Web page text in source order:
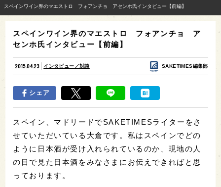
スペインワイン界のマエストロ フォアンチョ アセンホ氏インタビュー【前編】
スペインワイン界のマエストロ フォアンチョ ア
センホ氏インタビュー【前編】
2015.04.23 インタビュー／対談 SAKETIMES編集部
シェア
スペイン、マドリードでSAKETIMESライターをさ
せていただいている大倉です。私はスペインでどの
ように日本酒が受け入れられているのか、現地の人
の目で見た日本酒をみなさまにお伝えできればと思
っております。